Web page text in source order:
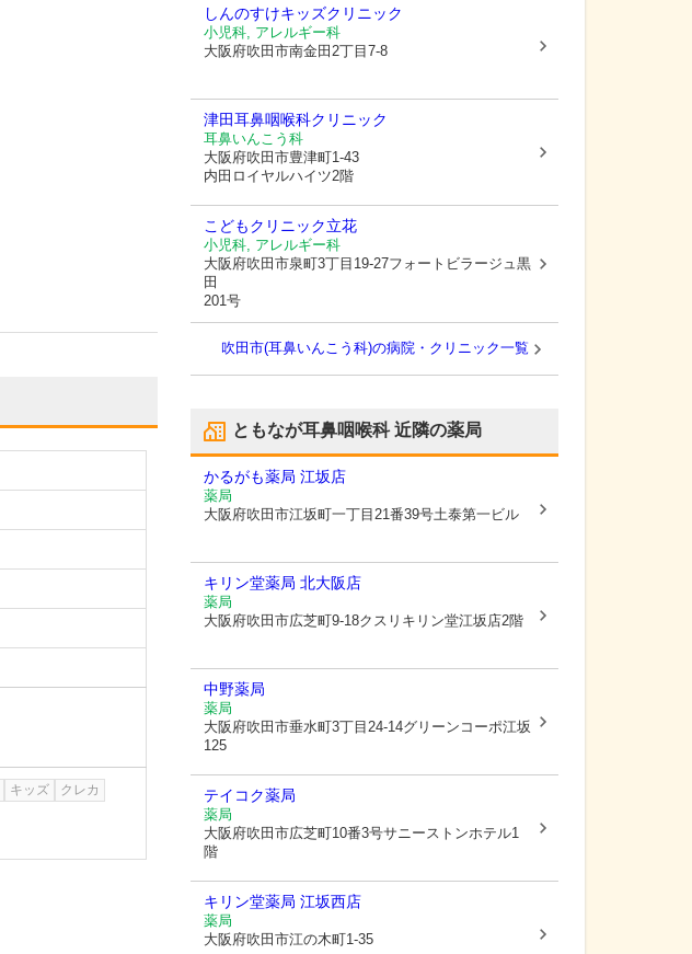
キッズ
クレカ
しんのすけキッズクリニック
小児科, アレルギー科
大阪府吹田市南金田2丁目7-8
津田耳鼻咽喉科クリニック
耳鼻いんこう科
大阪府吹田市豊津町1-43
内田ロイヤルハイツ2階
こどもクリニック立花
小児科, アレルギー科
大阪府吹田市泉町3丁目19-27フォートビラージュ黒
田
201号
吹田市(耳鼻いんこう科)の病院・クリニック一覧
ともなが耳鼻咽喉科近隣の薬局
かるがも薬局 江坂店
薬局
大阪府吹田市江坂町一丁目21番39号土泰第一ビル
キリン堂薬局 北大阪店
薬局
大阪府吹田市広芝町9-18クスリキリン堂江坂店2階
中野薬局
薬局
大阪府吹田市垂水町3丁目24-14グリーンコーポ江坂
125
テイコク薬局
薬局
大阪府吹田市広芝町10番3号サニーストンホテル1
階
キリン堂薬局 江坂西店
薬局
大阪府吹田市江の木町1-35